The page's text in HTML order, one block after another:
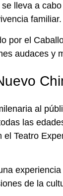
lleva a
familiar.
por el
audaces y
al
las
el Teatro
de la